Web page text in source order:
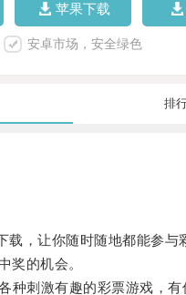
苹果下载
安卓市场，安全绿色
排
，让你随时随地都能参与
奖的机会。
刺激有趣的彩票游戏，有